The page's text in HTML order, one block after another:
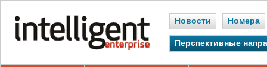
Новости Номера
Перспективные